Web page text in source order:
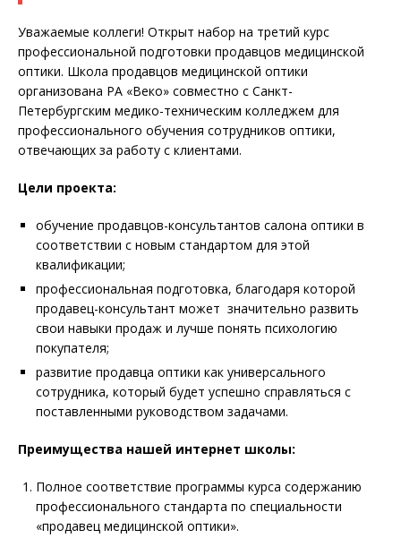
Уважаемые коллеги! Открыт набор на третий курс
профессиональной подготовки продавцов медицинской
оптики. Школа продавцов медицинской оптики
организована РА «Веко» совместно с Санкт-
Петербургским медико-техническим колледжем для
профессионального обучения сотрудников оптики,
отвечающих за работу с клиентами.
Цели проекта:
обучение продавцов-консультантов салона оптики в
соответствии с новым стандартом для этой
квалификации;
профессиональная подготовка, благодаря которой
продавец-консультант может значительно развить
свои навыки продаж и лучше понять психологию
покупателя;
развитие продавца оптики как универсального
сотрудника, который будет успешно справляться с
поставленными руководством задачами.
Преимущества нашей интернет школы:
Полное соответствие программы курса содержанию
профессионального стандарта по специальности
«продавец медицинской оптики».